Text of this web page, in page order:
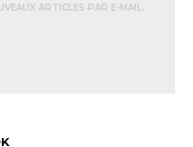
ARTICLES PAR E-MAIL.